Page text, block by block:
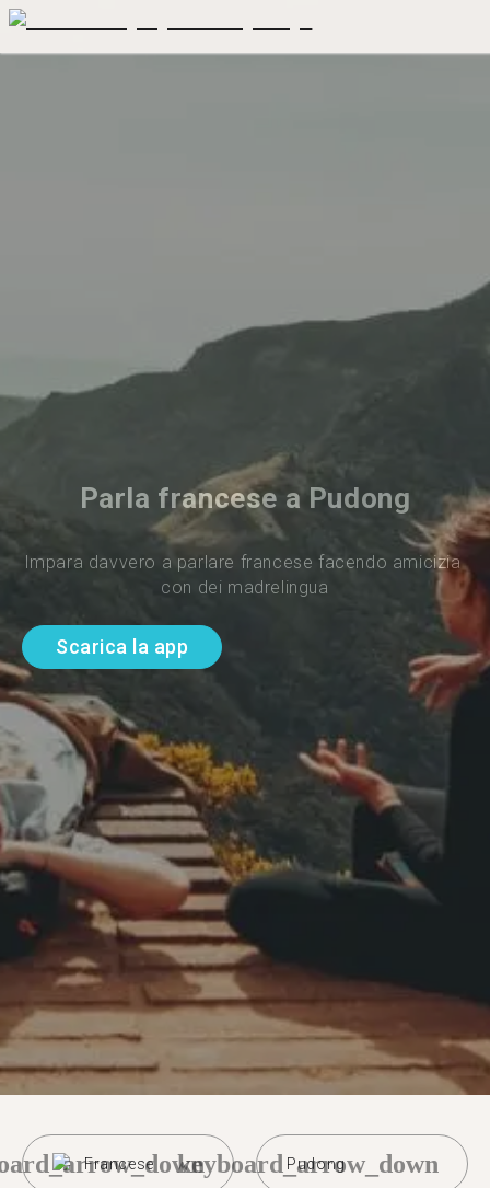
Parla francese a Pudong
Impara davvero a parlare francese facendo amicizia
con dei madrelingua
Scarica la app
Francese Pudong
keyboard_arrow_down